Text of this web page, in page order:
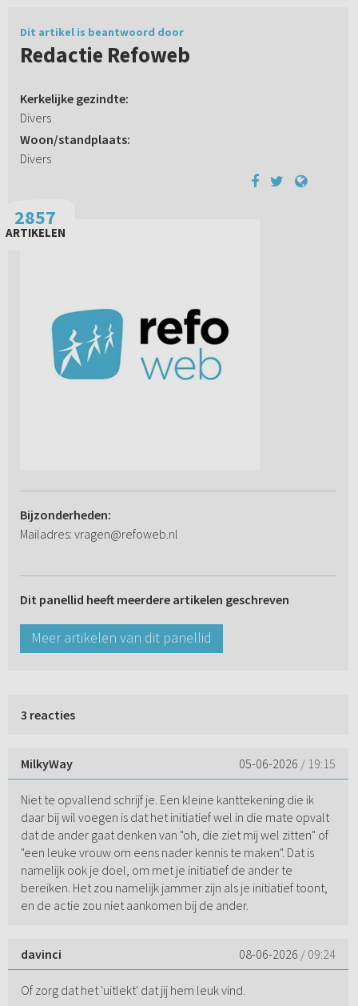
Dit artikel is beantwoord door
Redactie Refoweb
Kerkelijke gezindte:
Divers
Woon/standplaats:
Divers
2857
ARTIKELEN
Bijzonderheden:
Mailadres: vragen@refoweb.nl
Dit panellid heeft meerdere artikelen geschreven
Meer artikelen van dit panellid
3 reacties
MilkyWay 05-06-2026 / 19:15
Niet te opvallend schrijf je. Een kleine kanttekening die ik
daar bij wil voegen is dat het initiatief wel in die mate opvalt
dat de ander gaat denken van "oh, die ziet mij wel zitten" of
"een leuke vrouw om eens nader kennis te maken". Dat is
namelijk ook je doel, om met je initiatief de ander te
bereiken. Het zou namelijk jammer zijn als je initiatief toont,
en de actie zou niet aankomen bij de ander.
davinci 08-06-2026 / 09:24
Of zorg dat het 'uitlekt' dat jij hem leuk vind.